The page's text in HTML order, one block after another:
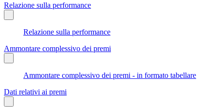
Relazione sulla performance
Relazione sulla performance
Ammontare complessivo dei premi
Ammontare complessivo dei premi - in formato tabellare
Dati relativi ai premi